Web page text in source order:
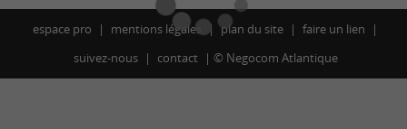
espace pro mentions légales plan du site
faire un lien
suivez-nous
contact © Negocom Atlantique